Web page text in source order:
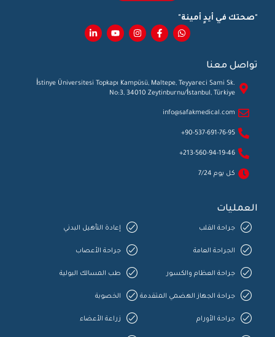
"صحتك في أيدٍ أمينة"
تواصل معنا
İstinye Üniversitesi Topkapı Kampüsü, Maltepe, Teyyareci Sami Sk.
No:3, 34010 Zeytinburnu/İstanbul, Türkiye
info@safakmedical.com
90-537-691-76-95+
213-560-94-19-46+
كل يوم 7/24
العمليات
جراحة القلب
الجراحة العامة
جراحة العظام والكسور
جراحة الجهاز الهضمي المتقدمة
جراحة الأورام
إعادة التأهيل البدني
جراحة الأعصاب
طب المسالك البولية
الخصوبة
زراعة الأعضاء